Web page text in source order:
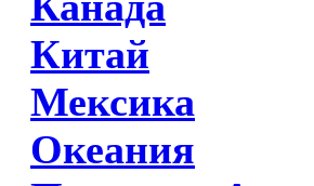
Китай
Мексика
Океания